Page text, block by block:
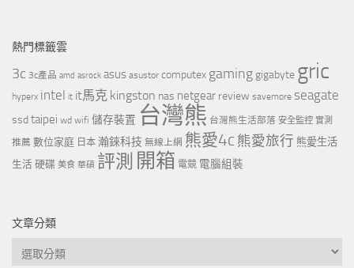
熱門標籤雲
3c 3c產品 amd asrock asus asustor computex gaming gigabyte gric
hyperx intel it it馬克 kingston nas netgear review savemore seagate
ssdtaipei wd wifi 儲存裝置 台灣熊 台灣熊生活部落 安全監控 實測
推薦 數位家庭 日本 瀚錸科技 無線上網 熊愛4c熊愛旅行 熊愛生活
生活 硬碟 美食 華碩 評測 開箱 電競 電腦組裝
文章分類
文